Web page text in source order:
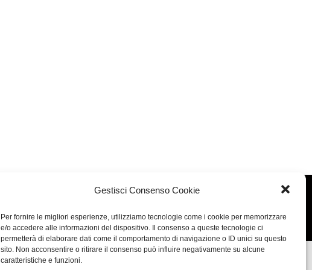
Gestisci Consenso Cookie
Per fornire le migliori esperienze, utilizziamo tecnologie come i cookie per memorizzare
e/o accedere alle informazioni del dispositivo. Il consenso a queste tecnologie ci
permetterà di elaborare dati come il comportamento di navigazione o ID unici su questo
sito. Non acconsentire o ritirare il consenso può influire negativamente su alcune
caratteristiche e funzioni.
Cookie & Privacy Policy